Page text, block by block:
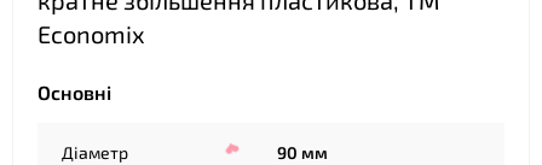
Economix
Основні
Діаметр 90 мм